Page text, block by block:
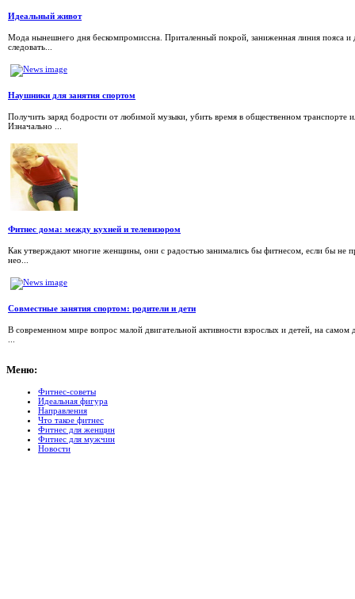
Идеальный живот
Мода нынешнего дня бескомпромиссна. Приталенный покрой, заниженная линия пояса
следовать...
Наушники для занятия спортом
Получить заряд бодрости от любимой музыки, убить время в общественном транспорте
Изначально ...
Фитнес дома: между кухней и телевизором
Как утверждают многие женщины, они с радостью занимались бы фитнесом, если бы не
нео...
Совместные занятия спортом: родители и дети
В современном мире вопрос малой двигательной активности взрослых и детей, на самом
Меню:
Фитнес-советы
Идеальная фигура
Направления
Что такое фитнес
Фитнес для женщин
Фитнес для мужчин
Новости